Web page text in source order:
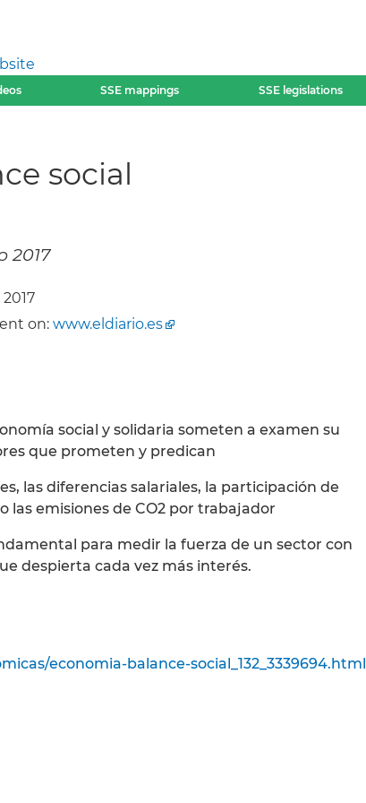
SSE mappings SSE legislations
social
2017
on: www.eldiario.es
social y solidaria someten a examen su
que prometen y predican
las diferencias salariales, la participación de
las emisiones de CO2 por trabajador
para medir la fuerza de un sector con
despierta cada vez más interés.
economia-balance-social_132_3339694.html